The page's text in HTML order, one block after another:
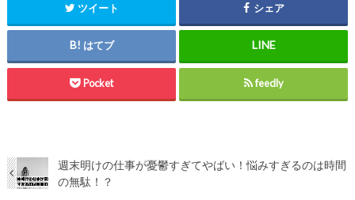
ツイート シェア
はてブ
Pocket feedly
週末明けの仕事が憂鬱すぎてやばい！悩みすぎるのは時間
の無駄！？